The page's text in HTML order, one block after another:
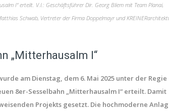
I“ erteilt. V.l.: Geschäftsführer Dir. Georg Bliem mit Team Planai,
Schwab, Vertreter der Firma Doppelmayr und
„Mitterhausalm I“
am Dienstag, dem 6. Mai 2025 unter der Regie
8er-Sesselbahn „Mitterhausalm I“ erteilt. Damit
Projekts gesetzt. Die hochmoderne